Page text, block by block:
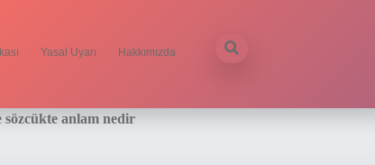
Yasal Uyarı Hakkımızda
sözcükte anlam nedir